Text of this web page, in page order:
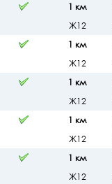
1 км
Ж12
1 км
Ж12
1 км
Ж12
1 км
Ж12
1 км
Ж12